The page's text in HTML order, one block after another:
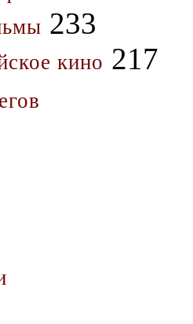
233
кино 217